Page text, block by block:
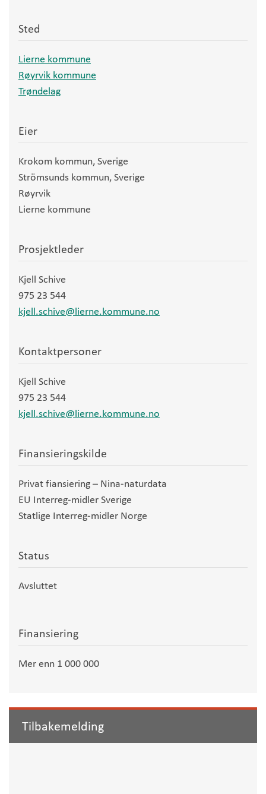
Sted
Lierne kommune
Røyrvik kommune
Trøndelag
Eier
Krokom kommun, Sverige
Strömsunds kommun, Sverige
Røyrvik
Lierne kommune
Prosjektleder
Kjell Schive
975 23 544
kjell.schive@lierne.kommune.no
Kontaktpersoner
Kjell Schive
975 23 544
kjell.schive@lierne.kommune.no
Finansieringskilde
Privat fiansiering – Nina-naturdata
EU Interreg-midler Sverige
Statlige Interreg-midler Norge
Status
Avsluttet
Finansiering
Mer enn 1 000 000
Tilbakemelding